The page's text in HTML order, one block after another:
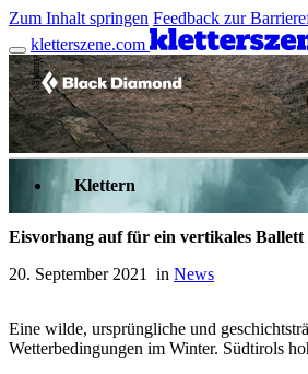
Zum Inhalt springen Feedback zur
kletterszene.com
Anzeige
Eisvorhang auf für ein vertikales
20. September 2021 in News
Klettern
Eine wilde, ursprüngliche und
Wetterbedingungen im Winter. Südtirols